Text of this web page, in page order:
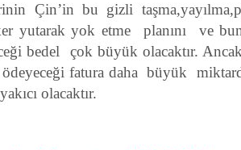
Çin’in bu gizli
yutarak yok etme planını ve
bedel çok büyük olacaktır.
ödeyeceği fatura daha büyük
olacaktır.